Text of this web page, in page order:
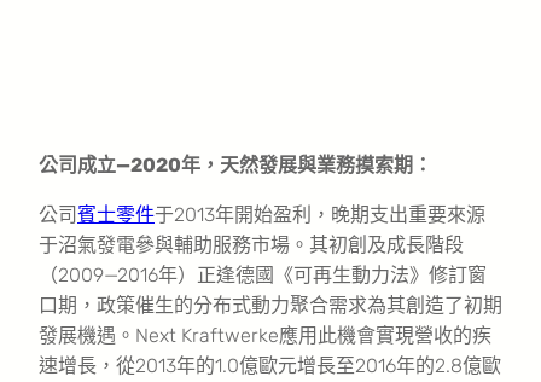
公司成立—2020年，天然發展與業務摸索期：
公司賓士零件于2013年開始盈利，晚期支出重要來源
于沼氣發電參與輔助服務市場。其初創及成長階段
（2009—2016年）正逢德國《可再生動力法》修訂窗
口期，政策催生的分布式動力聚合需求為其創造了初期
發展機遇。Next Kraftwerke應用此機會實現營收的疾
速增長，從2013年的1.0億歐元增長至2016年的2.8億歐